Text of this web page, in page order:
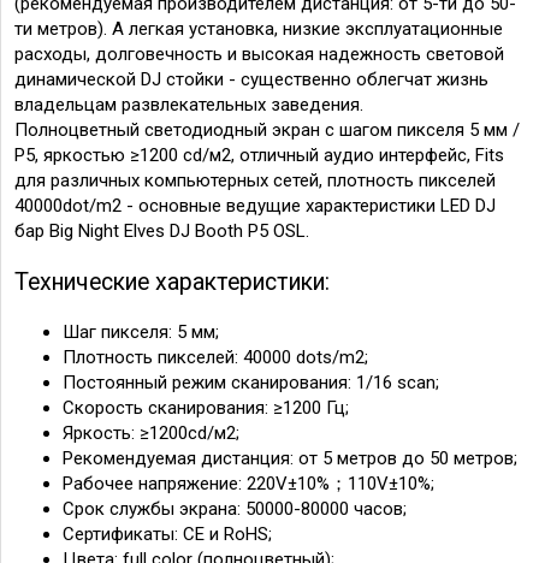
ти метров). А легкая установка, низкие эксплуатационные
расходы, долговечность и высокая надежность световой
динамической DJ стойки - существенно облегчат жизнь
владельцам развлекательных заведения.
Полноцветный светодиодный экран с шагом пикселя 5 мм /
P5, яркостью ≥1200 cd/м2, отличный аудио интерфейс, Fits
для различных компьютерных сетей, плотность пикселей
40000dot/m2 - основные ведущие характеристики LED DJ
бар Big Night Elves DJ Booth P5 OSL.
Технические характеристики:
Шаг пикселя: 5 мм;
Плотность пикселей: 40000 dots/m2;
Постоянный режим сканирования: 1/16 scan;
Скорость сканирования: ≥1200 Гц;
Яркость: ≥1200cd/м2;
Рекомендуемая дистанция: от 5 метров до 50 метров;
Рабочее напряжение: 220V±10%；110V±10%;
Срок службы экрана: 50000-80000 часов;
Сертификаты: CE и RoHS;